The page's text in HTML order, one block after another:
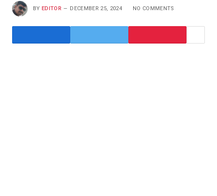
BY EDITOR DECEMBER 25, 2024 NO COMMENTS